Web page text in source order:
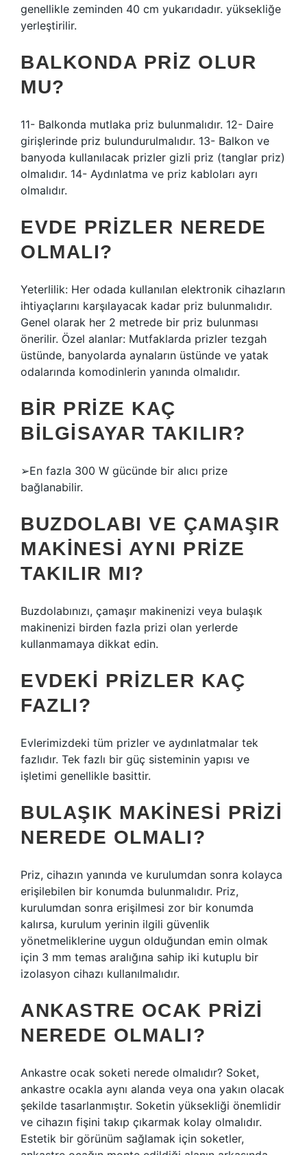
genellikle zeminden 40 cm yukarıdadır. yüksekliğe
yerleştirilir.
BALKONDA PRIZ OLUR
MU?
11- Balkonda mutlaka priz bulunmalıdır. 12- Daire
girişlerinde priz bulundurulmalıdır. 13- Balkon ve
banyoda kullanılacak prizler gizli priz (tanglar priz)
olmalıdır. 14- Aydınlatma ve priz kabloları ayrı
olmalıdır.
EVDE PRIZLER NEREDE
OLMALI?
Yeterlilik: Her odada kullanılan elektronik cihazların
ihtiyaçlarını karşılayacak kadar priz bulunmalıdır.
Genel olarak her 2 metrede bir priz bulunması
önerilir. Özel alanlar: Mutfaklarda prizler tezgah
üstünde, banyolarda aynaların üstünde ve yatak
odalarında komodinlerin yanında olmalıdır.
BIR PRIZE KAÇ
BILGISAYAR TAKILIR?
➢En fazla 300 W gücünde bir alıcı prize
bağlanabilir.
BUZDOLABI VE ÇAMAŞIR
MAKINESI AYNI PRIZE
TAKILIR MI?
Buzdolabınızı, çamaşır makinenizi veya bulaşık
makinenizi birden fazla prizi olan yerlerde
kullanmamaya dikkat edin.
EVDEKI PRIZLER KAÇ
FAZLI?
Evlerimizdeki tüm prizler ve aydınlatmalar tek
fazlıdır. Tek fazlı bir güç sisteminin yapısı ve
işletimi genellikle basittir.
BULAŞIK MAKINESI PRIZI
NEREDE OLMALI?
Priz, cihazın yanında ve kurulumdan sonra kolayca
erişilebilen bir konumda bulunmalıdır. Priz,
kurulumdan sonra erişilmesi zor bir konumda
kalırsa, kurulum yerinin ilgili güvenlik
yönetmeliklerine uygun olduğundan emin olmak
için 3 mm temas aralığına sahip iki kutuplu bir
izolasyon cihazı kullanılmalıdır.
ANKASTRE OCAK PRIZI
NEREDE OLMALI?
Ankastre ocak soketi nerede olmalıdır? Soket,
ankastre ocakla aynı alanda veya ona yakın olacak
şekilde tasarlanmıştır. Soketin yüksekliği önemlidir
ve cihazın fişini takıp çıkarmak kolay olmalıdır.
Estetik bir görünüm sağlamak için soketler,